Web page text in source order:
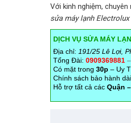
Với kinh nghiệm,
sửa máy lạnh Electrolux
DỊCH VỤ SỬA MÁY
Địa chỉ: 191/25 Lê Lợi,
Tổng Đài: 0909369881
Có mặt trong 30p – Uy
Chính sách bảo hành
Hỗ trợ tất cả các Quận